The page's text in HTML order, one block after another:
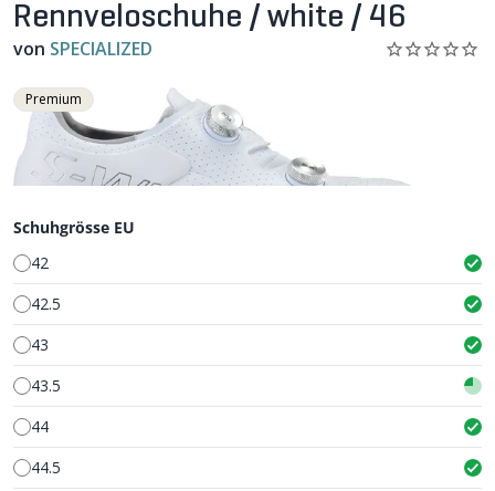
Rennveloschuhe / white / 46
von SPECIALIZED
Premium
Schuhgrösse EU
42
42.5
43
43.5
44
44.5